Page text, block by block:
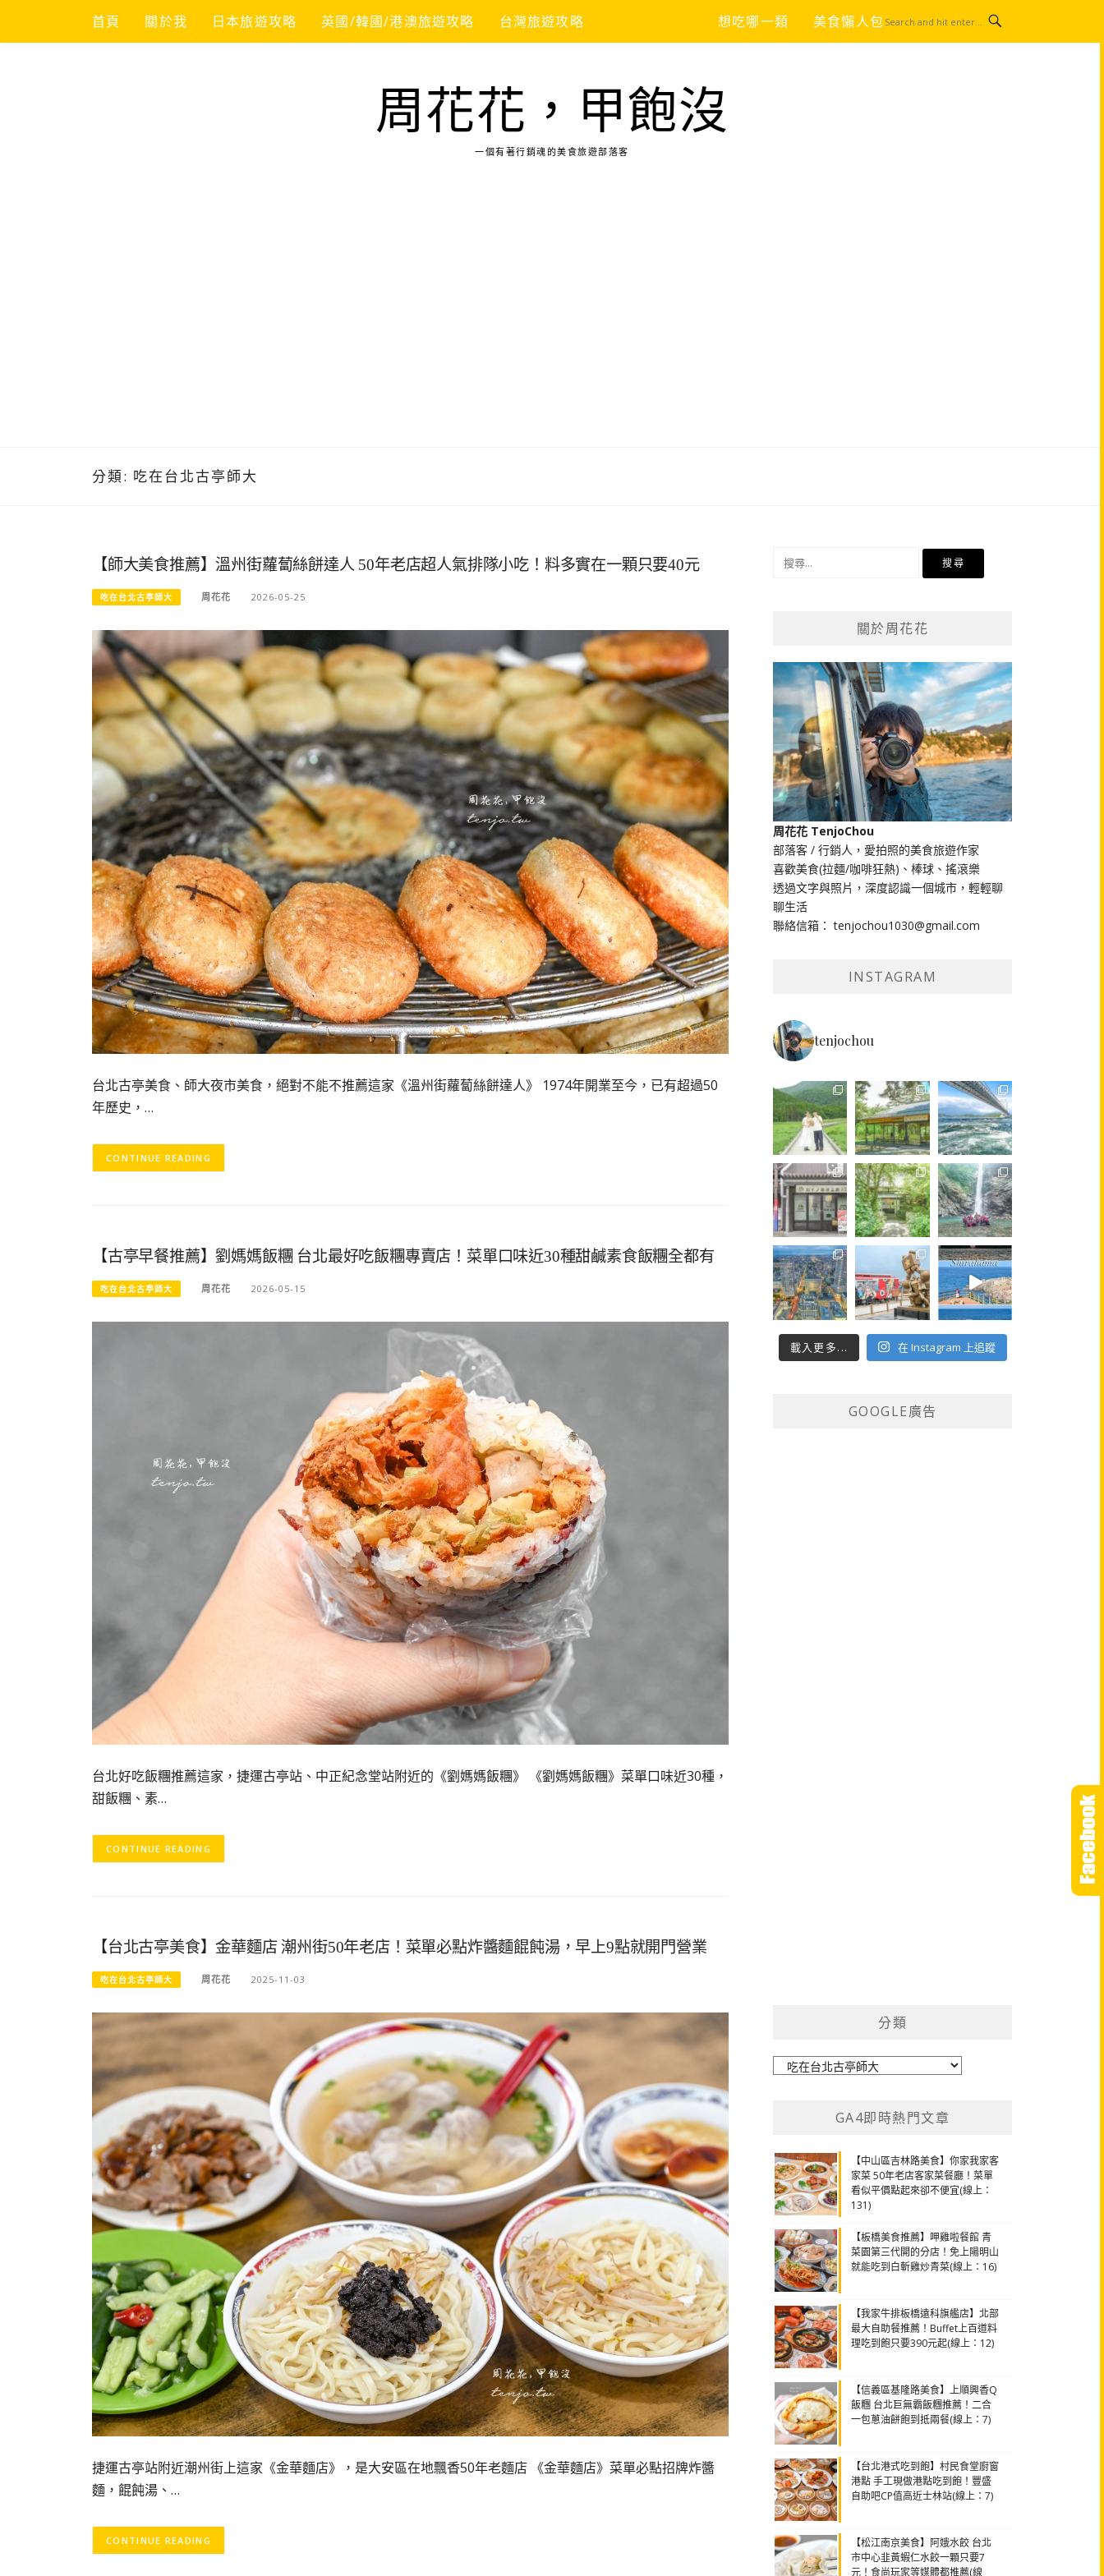
content
首頁 關於我 日本旅遊攻略 英國/韓國/港澳旅遊攻略 台灣旅遊攻略 想吃哪一類 美食懶人包
周花花，甲飽沒
一個有著行銷魂的美食旅遊部落客
分類: 吃在台北古亭師大
【師大美食推薦】溫州街蘿蔔絲餅達人 50年老店超人氣排隊小吃！料多實在一顆只要40元
吃在台北古亭師大 周花花 2026-05-25
台北古亭美食、師大夜市美食，絕對不能不推薦這家《溫州街蘿蔔絲餅達人》 1974年開業至今，已有超過50
年歷史，…
CONTINUE READING
【古亭早餐推薦】劉媽媽飯糰 台北最好吃飯糰專賣店！菜單口味近30種甜鹹素食飯糰全都有
吃在台北古亭師大 周花花 2026-05-15
台北好吃飯糰推薦這家，捷運古亭站、中正紀念堂站附近的《劉媽媽飯糰》 《劉媽媽飯糰》菜單口味近30種，
甜飯糰、素…
CONTINUE READING
【台北古亭美食】金華麵店 潮州街50年老店！菜單必點炸醬麵餛飩湯，早上9點就開門營業
吃在台北古亭師大 周花花 2025-11-03
捷運古亭站附近潮州街上這家《金華麵店》，是大安區在地飄香50年老麵店 《金華麵店》菜單必點招牌炸醬
麵，餛飩湯、…
CONTINUE READING
關於周花花
周花花 TenjoChou
部落客 / 行銷人，愛拍照的美食旅遊作家
喜歡美食(拉麵/咖啡狂熱)、棒球、搖滾樂
透過文字與照片，深度認識一個城市，輕輕聊
聊生活
聯絡信箱： tenjochou1030@gmail.com
INSTAGRAM
tenjochou
載入更多... 在 Instagram 上追蹤
GOOGLE廣告
分類
GA4即時熱門文章
【中山區吉林路美食】你家我家客
家菜 50年老店客家菜餐廳！菜單
看似平價點起來卻不便宜(線上：
131)
【板橋美食推薦】呷雞啦餐館 青
菜園第三代開的分店！免上陽明山
就能吃到白斬雞炒青菜(線上：16)
【我家牛排板橋遠科旗艦店】北部
最大自助餐推薦！Buffet上百道料
理吃到飽只要390元起(線上：12)
【信義區基隆路美食】上順興香Q
飯糰 台北巨無霸飯糰推薦！二合
一包蔥油餅飽到抵兩餐(線上：7)
【台北港式吃到飽】村民食堂廚窗
港點 手工現做港點吃到飽！豐盛
自助吧CP值高近士林站(線上：7)
【松江南京美食】阿娥水餃 台北
市中心韭黃蝦仁水餃一顆只要7
元！食尚玩家等媒體都推薦(線